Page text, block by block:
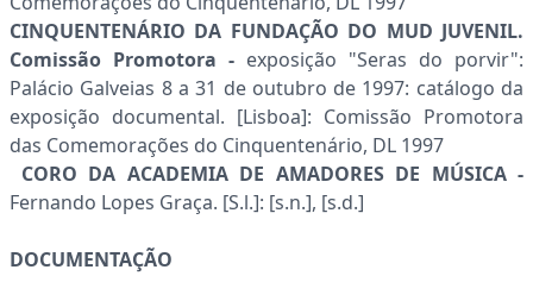
CINQUENTENÁRIO DA FUNDAÇÃO DO MUD JUVENIL.
Comissão Promotora - exposição "Seras do porvir":
Palácio Galveias 8 a 31 de outubro de 1997: catálogo da
exposição documental. [Lisboa]: Comissão Promotora
das Comemorações do Cinquentenário, DL 1997
CORO DA ACADEMIA DE AMADORES DE MÚSICA -
Fernando Lopes Graça. [S.l.]: [s.n.], [s.d.]
DOCUMENTAÇÃO